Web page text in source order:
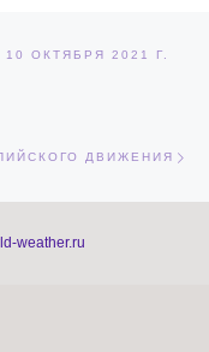
ОКТЯБРЯ 2021 Г.
ДВИЖЕНИЯ
weather.ru